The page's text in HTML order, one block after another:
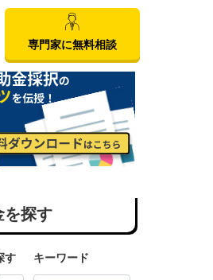
専門家に無料相談
を探す
す キーワード